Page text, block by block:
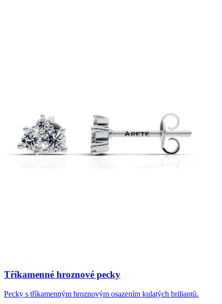
Tříkamenné hroznové pecky
Pecky s tříkamenným hroznovým osazením kulatých briliantů.